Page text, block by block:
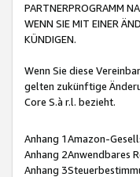
PARTNERPROGRAMM
WENN SIE MIT EINER
KÜNDIGEN.
Wenn Sie diese
gelten zukünftige
Core S.à r.l. bezieht.
Anhang 1Amazon-
Anhang 2Anwendbares
Anhang